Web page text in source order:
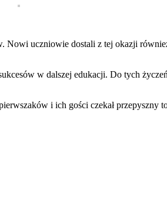
uczniowie dostali z tej okazji
w dalszej edukacji. Do tych
i ich gości czekał przepyszny